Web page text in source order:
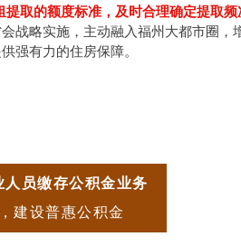
提取的额度标准，及时合理确定提取频
战略实施，主动融入福州大都市圈，
强有力的住房保障。
员缴存公积金业务
建设普惠公积金